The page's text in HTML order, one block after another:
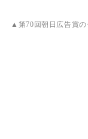
▲第70回朝日広告賞